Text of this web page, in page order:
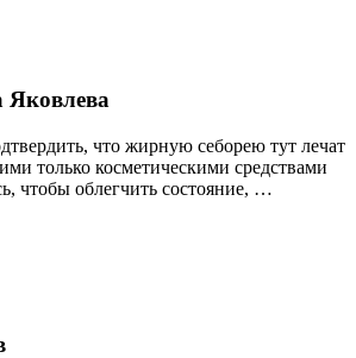
Яковлева
что жирную себорею тут лечат
только косметическими средствами
чтобы облегчить состояние, …